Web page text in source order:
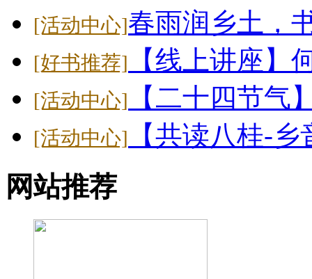
[活动中心]春雨润乡土
[好书推荐] 【线上讲座】
[活动中心] 【二十四节气
[活动中心] 【共读八桂-
网站推荐